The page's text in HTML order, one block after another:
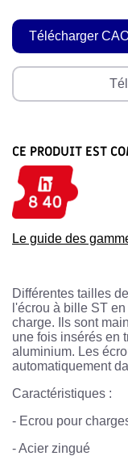
Télécharger
CE PRODUIT EST
Le guide des
Différentes tailles
l'écrou à bille ST
charge. Ils sont
une fois insérés en
aluminium. Les
automatiquement
Caractéristiques :
- Ecrou pour
-Acier zingué